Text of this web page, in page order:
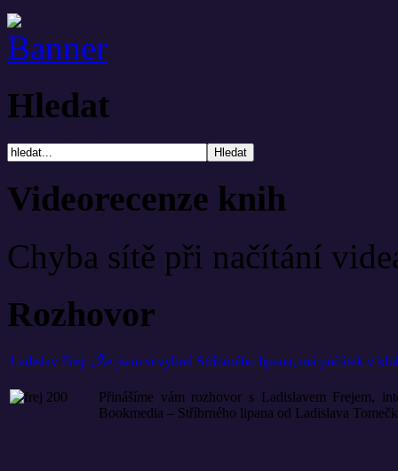
Hledat
Videorecenze knih
Chyba sítě při načítání
Rozhovor
Ladislav Frej: „Že jsem si vybral Stříbrného lipana, má počátek v
Přinášíme vám rozhovor s Ladislavem Frejem,
Bookmedia – Stříbrného lipana od Ladislava